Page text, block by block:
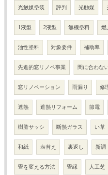
光触媒塗装 評判 光触媒
1液型 2液型 無機塗料 燃
油性塗料 対象要件 補助率
先進的窓リノベ事業 間に合わな
窓リノベーション 雨漏り 修
遮熱 遮熱リフォーム 節電
樹脂サッシ 断熱ガラス い草
和紙 表替え 裏返し 新調
畳を変える方法 畳縁 人工芝